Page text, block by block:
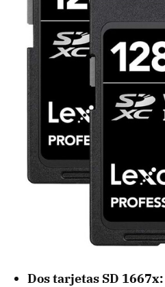
Dos tarjetas SD 1667x: